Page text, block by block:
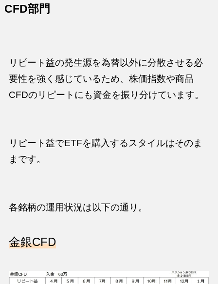
CFD部門
リピート益の発生源を為替以外に分散させる必
要性を強く感じているため、株価指数や商品
CFDのリピートにも資金を振り分けています。
リピート益でETFを購入するスタイルはそのま
まです。
各銘柄の運用状況は以下の通り。
金銀CFD